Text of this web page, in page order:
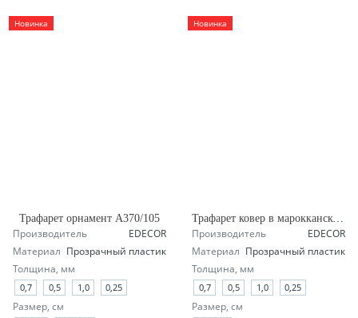
Новинка
Трафарет орнамент А370/105
Производитель
EDECOR
Материал Прозрачный пластик
Толщина, мм
0,7 0,5 1,0 0,25
Размер, см
Новинка
Трафарет ковер в марокканском стиле А145/1904
Производитель
EDECOR
Материал Прозрачный пластик
Толщина, мм
0,7 0,5 1,0 0,25
Размер, см